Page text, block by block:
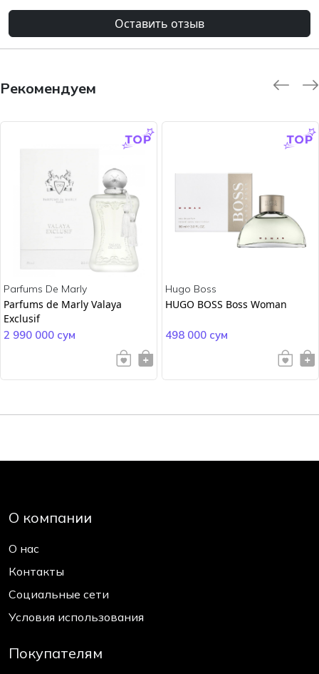
Оставить отзыв
Рекомендуем
Parfums De Marly
Parfums de Marly Valaya
Exclusif
2 990 000 сум
Hugo Boss
HUGO BOSS Boss Woman
498 000 сум
О компании
О нас
Контакты
Социальные сети
Условия использования
Покупателям